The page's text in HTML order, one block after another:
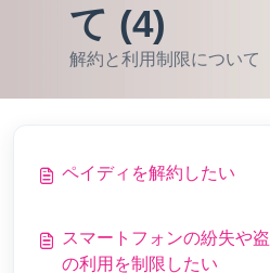
て (4)
解約と利用制限について
ペイディを解約したい
スマートフォンの紛失や
の利用を制限したい